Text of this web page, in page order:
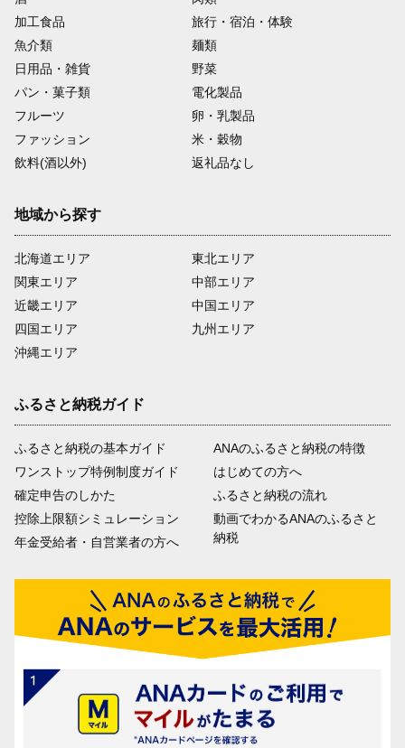
加工食品
旅行・宿泊・体験
魚介類
麺類
日用品・雑貨
野菜
パン・菓子類
電化製品
フルーツ
卵・乳製品
ファッション
米・穀物
飲料(酒以外)
返礼品なし
地域から探す
北海道エリア
関東エリア
近畿エリア
四国エリア
沖縄エリア
東北エリア
中部エリア
中国エリア
九州エリア
ふるさと納税ガイド
ふるさと納税の基本ガイド
ワンストップ特例制度ガイド
確定申告のしかた
控除上限額シミュレーション
年金受給者・自営業者の方へ
ANAのふるさと納税の特徴
はじめての方へ
ふるさと納税の流れ
動画でわかるANAのふるさと
納税